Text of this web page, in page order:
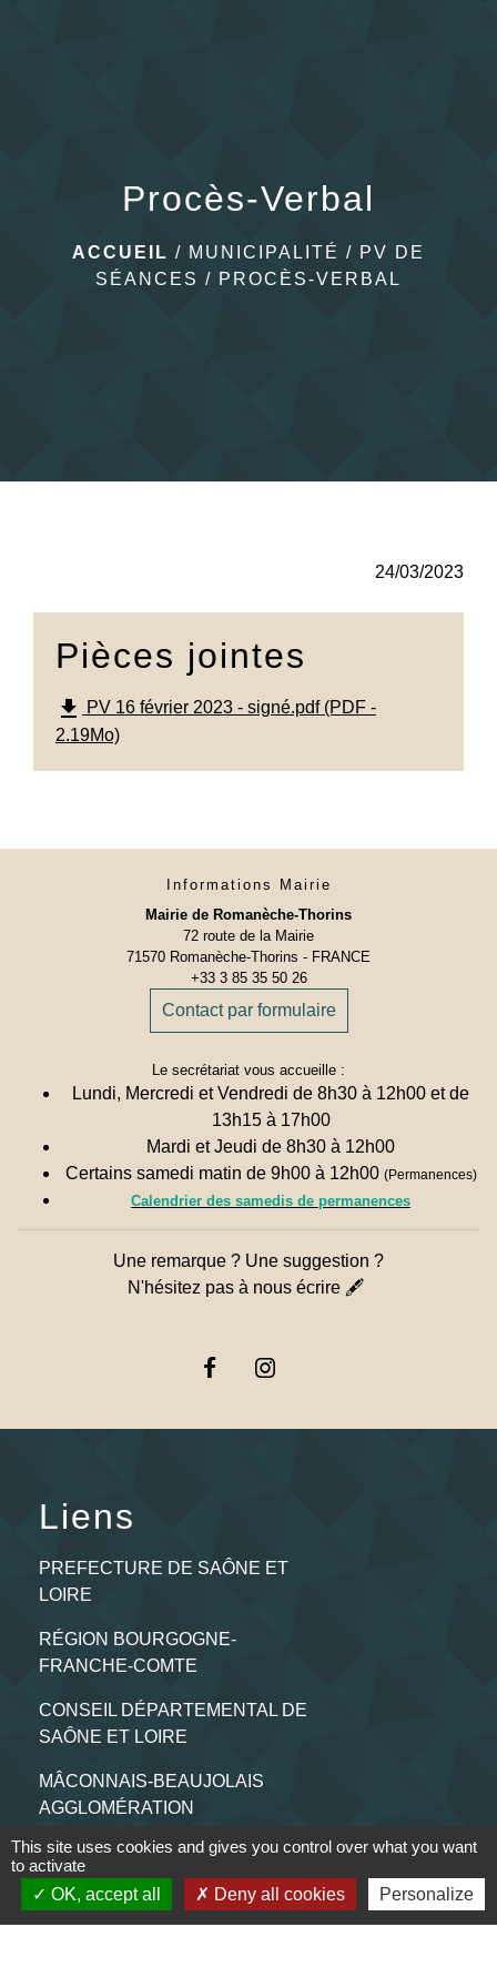
Procès-Verbal
ACCUEIL / MUNICIPALITÉ / PV DE
SÉANCES / PROCÈS-VERBAL
24/03/2023
Pièces jointes
file_download
PV 16 février 2023 - signé.pdf (PDF -
2.19Mo)
Informations Mairie
Mairie de Romanèche-Thorins
72 route de la Mairie
71570 Romanèche-Thorins - FRANCE
+33 3 85 35 50 26
Contact par formulaire
Le secrétariat vous accueille :
Lundi, Mercredi et Vendredi de 8h30 à 12h00 et de
13h15 à 17h00
Mardi et Jeudi de 8h30 à 12h00
Certains samedi matin de 9h00 à 12h00 (Permanences)
Calendrier des samedis de permanences
Une remarque ? Une suggestion ?
N'hésitez pas à nous écrire 🖋
Liens
PREFECTURE DE SAÔNE ET
LOIRE
RÉGION BOURGOGNE-
FRANCHE-COMTE
CONSEIL DÉPARTEMENTAL DE
SAÔNE ET LOIRE
MÂCONNAIS-BEAUJOLAIS
AGGLOMÉRATION
Jumelages
This site uses cookies and gives you control over what you want
to activate
OK, accept all
Deny all cookies Personalize